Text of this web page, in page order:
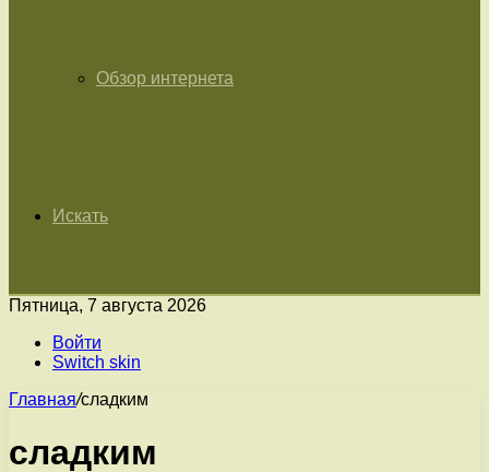
Обзор интернета
Искать
Пятница, 7 августа 2026
Войти
Switch skin
Главная/сладким
сладким